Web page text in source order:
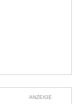
ANZEIGE